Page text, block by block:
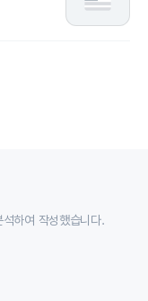
하여 작성했습니다.